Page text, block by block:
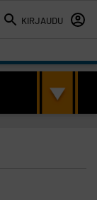
KIRJAUDU